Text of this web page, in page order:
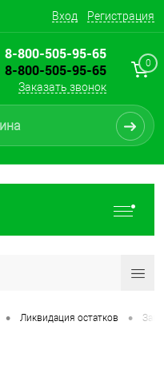
Вход Регистрация
8-800-505-95-65
8-800-505-95-65
Заказать звонок
0
• Ликвидация остатков •